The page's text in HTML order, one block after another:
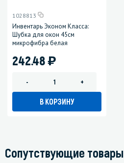
1028813
Инвентарь Эконом Класса:
Шубка для окон 45см
микрофибра белая
242.48)
- +
В КОРЗИНУ
Сопутствующие товары